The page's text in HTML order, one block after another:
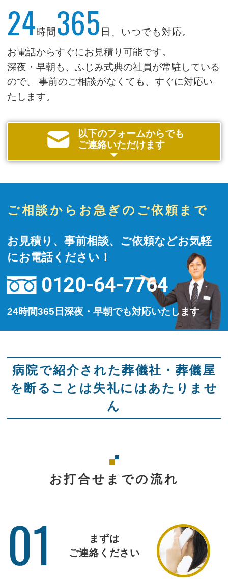
24時間 365 日、いつでも対応。
お電話からすぐにお見積り可能です。
深夜・早朝も、ふじみ式典の社員が常駐している
ので、
事前のご相談がなくても、すぐに対応い
たします。
以下のフォームからでも
ご連絡いただけます
ご相談からお急ぎのご依頼まで
お見積り、事前相談、ご依頼などお気軽
にお電話ください！
0120-64-7764
24時間365日深夜・早朝でも対応いたします
病院で紹介された葬儀社・葬儀屋
を断ることは失礼にはあたりませ
ん
お打合せまでの流れ
01
まずは
ご連絡ください